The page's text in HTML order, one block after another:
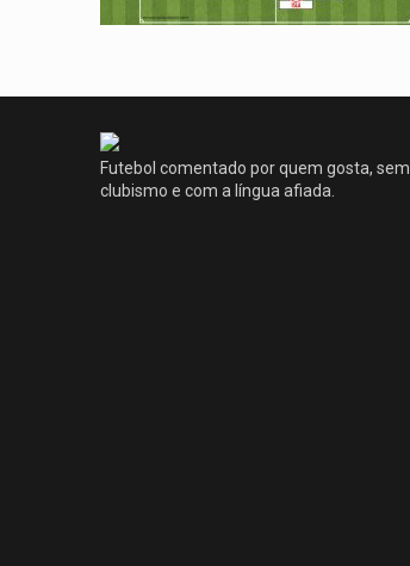
Futebol comentado por quem gosta, sem
clubismo e com a língua afiada.